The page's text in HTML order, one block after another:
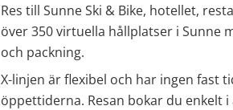
Res till Sunne Ski & Bike, hotellet,
över 350 virtuella hållplatser i Sunne
och packning.
X-linjen är flexibel och har ingen fast
öppettiderna. Resan bokar du enkelt